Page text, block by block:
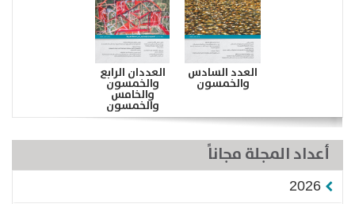
العدد السادس
والخمسون
العددان الرابع
والخمسون
والخامس
والخمسون
أعداد المجلة مجاناً
2026